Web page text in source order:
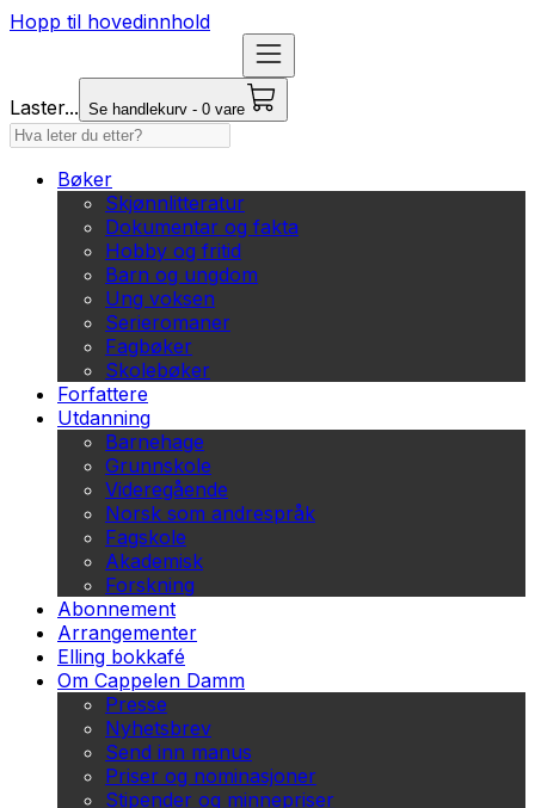
Hopp til hovedinnhold
Laster... Se handlekurv - 0 vare
Bøker
Skjønnlitteratur
Dokumentar og fakta
Hobby og fritid
Barn og ungdom
Ung voksen
Serieromaner
Fagbøker
Skolebøker
Forfattere
Utdanning
Barnehage
Grunnskole
Videregående
Norsk som andrespråk
Fagskole
Akademisk
Forskning
Abonnement
Arrangementer
Elling bokkafé
Om Cappelen Damm
Presse
Nyhetsbrev
Send inn manus
Priser og nominasjoner
Stipender og minnepriser